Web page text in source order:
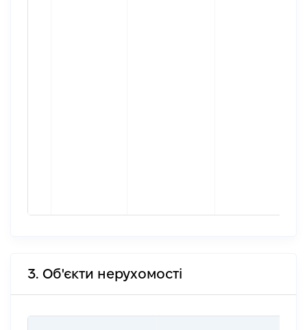
3. Об'єкти нерухомості